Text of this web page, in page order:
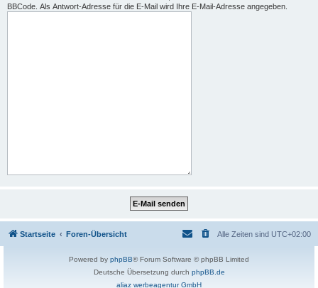
BBCode. Als Antwort-Adresse für die E-Mail wird Ihre E-Mail-Adresse angegeben.
Startseite Foren-Übersicht Alle Zeiten sind UTC+02:00
Powered by phpBB® Forum Software © phpBB Limited
Deutsche Übersetzung durch phpBB.de
aliaz werbeagentur GmbH